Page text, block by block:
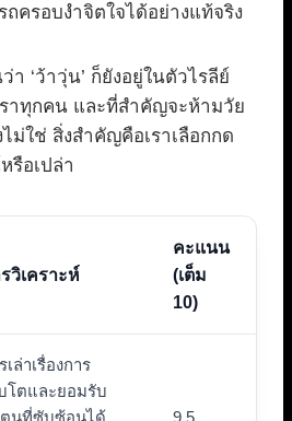
ครอบงำจิตใจได้อย่างแท้จริง
า ‘ว้าวุ่น’ ก็ยังอยู่ในตัวไรลีย์
าทุกคน และที่สำคัญจะห้ามวัย
ม่ใช่ สิ่งสำคัญคือเราเลือกกด
รือเปล่า
วิเคราะห์
คะแนน
(เต็ม
10)
เล่าเรื่องการ
โตและยอมรับ
นที่ซับซ้อนได้
9.5